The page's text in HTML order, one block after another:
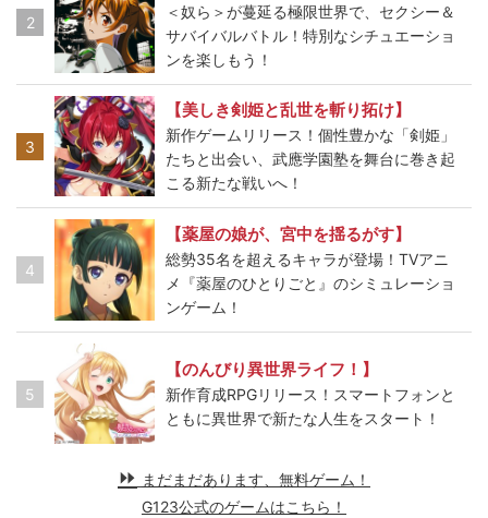
2
＜奴ら＞が蔓延る極限世界で、セクシー＆
サバイバルバトル！特別なシチュエーショ
ンを楽しもう！
3
【美しき剣姫と乱世を斬り拓け】
新作ゲームリリース！個性豊かな「剣姫」
たちと出会い、武應学園塾を舞台に巻き起
こる新たな戦いへ！
4
【薬屋の娘が、宮中を揺るがす】
総勢35名を超えるキャラが登場！TVアニ
メ『薬屋のひとりごと』のシミュレーショ
ンゲーム！
5
【のんびり異世界ライフ！】
新作育成RPGリリース！スマートフォンと
ともに異世界で新たな人生をスタート！
まだまだあります、無料ゲーム！
G123公式のゲームはこちら！